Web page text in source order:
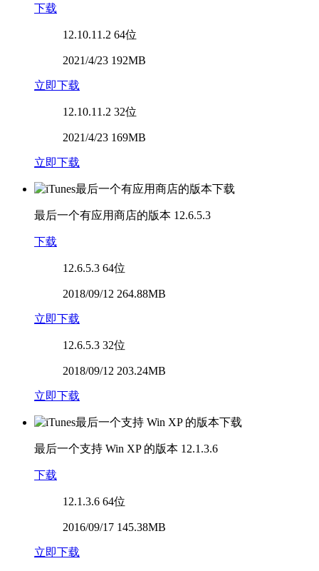
下载
12.10.11.2 64位
2021/4/23 192MB
立即下载
12.10.11.2 32位
2021/4/23 169MB
立即下载
最后一个有应用商店的版本 12.6.5.3
下载
12.6.5.3 64位
2018/09/12 264.88MB
立即下载
12.6.5.3 32位
2018/09/12 203.24MB
立即下载
最后一个支持 Win XP 的版本 12.1.3.6
下载
12.1.3.6 64位
2016/09/17 145.38MB
立即下载